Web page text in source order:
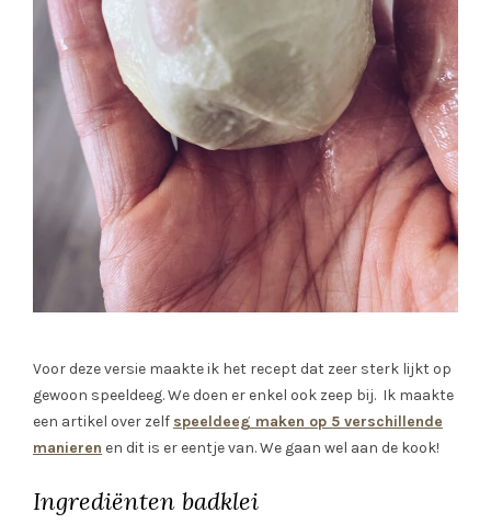
Voor deze versie maakte ik het recept dat zeer sterk lijkt op
gewoon speeldeeg. We doen er enkel ook zeep bij. Ik maakte
een artikel over zelf speeldeeg maken op 5 verschillende
manieren en dit is er eentje van. We gaan wel aan de kook!
Ingrediënten badklei